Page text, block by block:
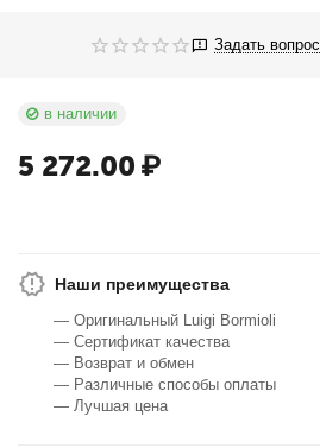
Задать вопрос
в наличии
5 272.00 ₽
Наши преимущества
— Оригинальный Luigi Bormioli
— Сертификат качества
— Возврат и обмен
— Различные способы оплаты
— Лучшая цена